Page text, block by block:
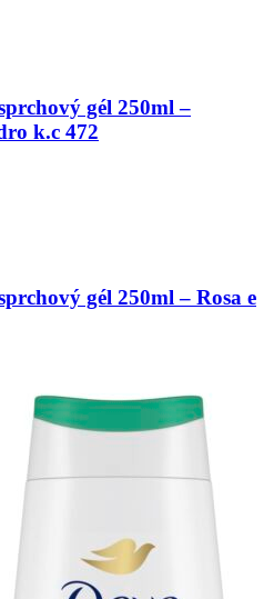
gél 250ml –
k.c 472
gél 250ml – Rosa e